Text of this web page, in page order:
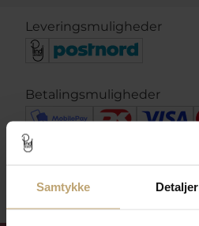
Samtykke Detaljer
Leveringsmuligheder
Betalingsmuligheder